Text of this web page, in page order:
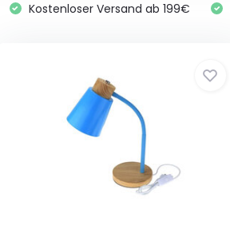
Kostenloser Versand ab 199€